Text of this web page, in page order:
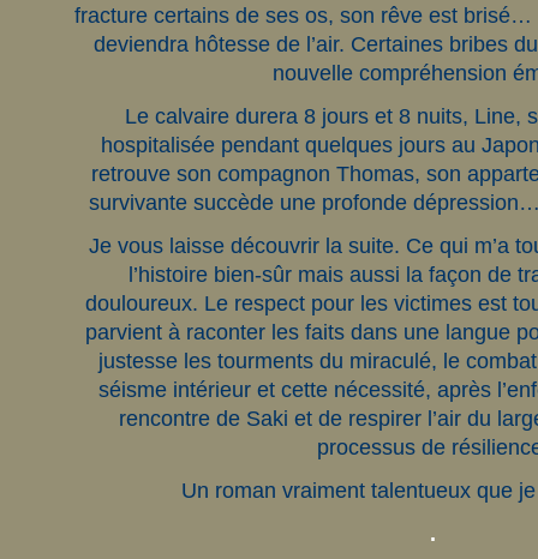
fracture certains de ses os, son rêve est
deviendra hôtesse de l’air. Certaines bribes
nouvelle compréhension
Le calvaire durera 8 jours et 8 nuits, Line,
hospitalisée pendant quelques jours au
retrouve son compagnon Thomas, son
survivante succède une profonde
Je vous laisse découvrir la suite. Ce qui m’a
l’histoire bien-sûr mais aussi la façon de
douloureux. Le respect pour les victimes est
parvient à raconter les faits dans une langue
justesse les tourments du miraculé, le
séisme intérieur et cette nécessité, après
rencontre de Saki et de respirer l’air du
processus de
Un roman vraiment talentueux que
.